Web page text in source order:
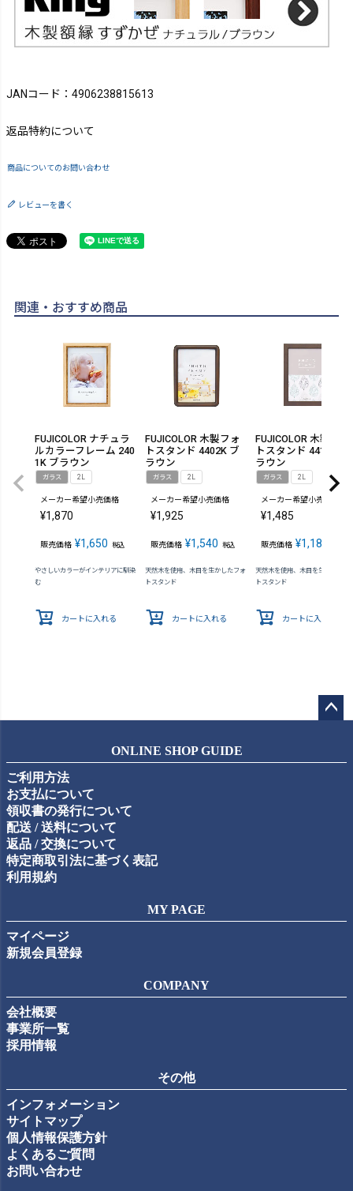
JANコード：4906238815613
返品特約について
商品についてのお問い合わせ
レビューを書く
関連・おすすめ商品
FUJICOLOR ナチュラ
ルカラーフレーム 240
1K ブラウン
ガラス 2L
メーカー希望小売価格
¥1,870
販売価格 ¥1,650 税込
やさしいカラーがインテリアに馴染
む
カートに入れる
FUJICOLOR 木製フォ
トスタンド 4402K ブ
ラウン
ガラス 2L
メーカー希望小売価格
¥1,925
販売価格 ¥1,540 税込
天然木を使用、木目を生かしたフォ
トスタンド
カートに入れる
FUJICOLOR 木製フォ
トスタンド 4412K ブ
ラウン
ガラス 2L
メーカー希望小売価格
¥1,485
販売価格 ¥1,188
天然木を使用、木目を生かしたフ
トスタンド
カートに入れる
ップ
ONLINE SHOP GUIDE
ご利用方法
お支払について
領収書の発行について
配送 / 送料について
返品 / 交換について
特定商取引法に基づく表記
利用規約
MY PAGE
マイページ
新規会員登録
COMPANY
会社概要
事業所一覧
採用情報
その他
インフォメーション
サイトマップ
個人情報保護方針
よくあるご質問
お問い合わせ